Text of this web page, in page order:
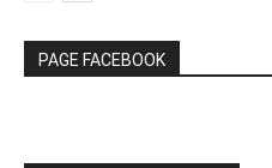
PAGE FACEBOOK